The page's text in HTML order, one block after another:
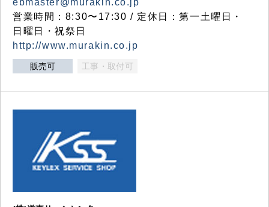
ebmaster@murakin.co.jp
営業時間：8:30〜17:30 / 定休日：第一土曜日・
日曜日・祝祭日
http://www.murakin.co.jp
販売可 工事・取付可